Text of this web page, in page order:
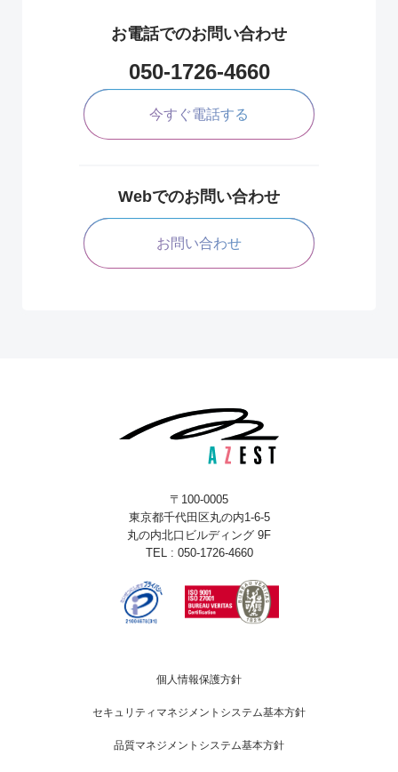
お電話でのお問い合わせ
050-1726-4660
今すぐ電話する
Webでのお問い合わせ
お問い合わせ
〒100-0005
東京都千代田区丸の内1-6-5
丸の内北口ビルディング 9F
TEL : 050-1726-4660
個人情報保護方針
セキュリティマネジメントシステム基本方針
品質マネジメントシステム基本方針